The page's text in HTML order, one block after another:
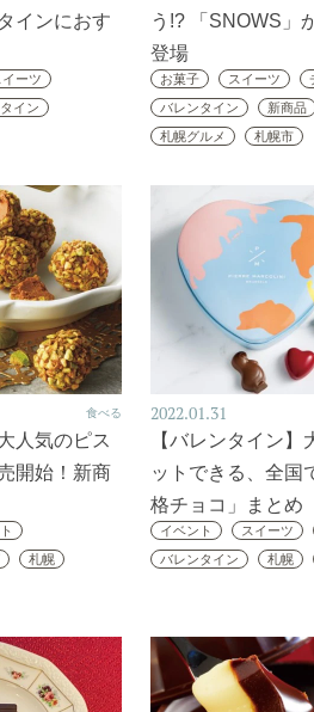
インにおす
イーツ
イン
う!? 「SNOWS」
登場
お菓子 スイーツ
バレンタイン
新商品
札幌グルメ
札幌市
食べる
人気のピス
開始！新商
札幌
2022.01.31
【バレンタイン】
ットできる、全国
格チョコ」まとめ
イベント スイーツ
バレンタイン
札幌